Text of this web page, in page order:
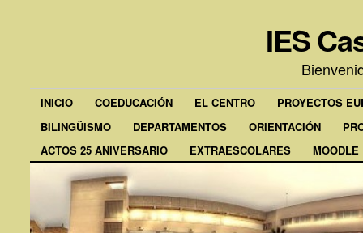
IES
INICIO COEDUCACIÓN EL CENTRO
PROYECTOS
BILINGÜISMO
DEPARTAMENTOS ORIENTACIÓN
ACTOS 25 ANIVERSARIO
EXTRAESCOLARES MOODLE